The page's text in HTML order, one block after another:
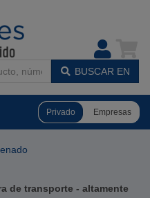
BUSCAR EN
Privado Empresas
de transporte - altamente